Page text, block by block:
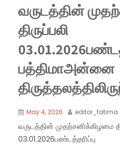
வருடத்தின்
திருப்பலி
பத்திமாஅன்னை
May 4, 2026 editor_fatima
வருடத்தின் முதற்சனிக்கிழமை
03.01.2026பண்டத்தரிப்பு